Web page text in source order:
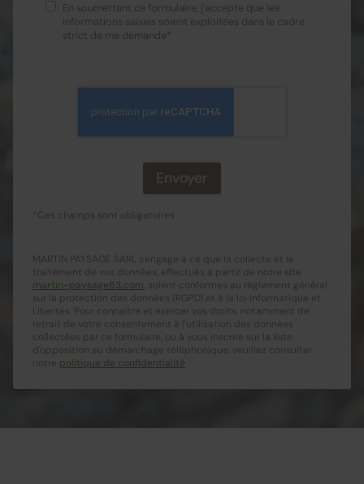
En soumettant ce formulaire, j'accepte que les
informations saisies soient exploitées dans le cadre
strict de ma demande*
*Ces champs sont obligatoires
MARTIN PAYSAGE SARL s'engage à ce que la collecte et le
traitement de vos données, effectués à partir de notre site
martin-paysage63.com , soient conformes au règlement général
sur la protection des données (RGPD) et à la loi Informatique et
Libertés. Pour connaître et exercer vos droits, notamment de
retrait de votre consentement à l'utilisation des données
collectées par ce formulaire, ou à vous inscrire sur la liste
d'opposition au démarchage téléphonique, veuillez consulter
notre politique de confidentialité